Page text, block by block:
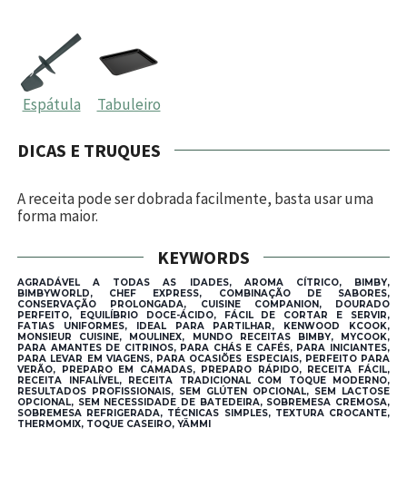
Espátula Tabuleiro
DICAS E TRUQUES
A receita pode ser dobrada facilmente, basta usar uma
forma maior.
KEYWORDS
AGRADÁVEL A TODAS AS IDADES, AROMA CÍTRICO, BIMBY,
BIMBYWORLD, CHEF EXPRESS, COMBINAÇÃO DE SABORES,
CONSERVAÇÃO PROLONGADA, CUISINE COMPANION, DOURADO
PERFEITO, EQUILÍBRIO DOCE-ÁCIDO, FÁCIL DE CORTAR E SERVIR,
FATIAS UNIFORMES, IDEAL PARA PARTILHAR, KENWOOD KCOOK,
MONSIEUR CUISINE, MOULINEX, MUNDO RECEITAS BIMBY, MYCOOK,
PARA AMANTES DE CITRINOS, PARA CHÁS E CAFÉS, PARA INICIANTES,
PARA LEVAR EM VIAGENS, PARA OCASIÕES ESPECIAIS, PERFEITO PARA
VERÃO, PREPARO EM CAMADAS, PREPARO RÁPIDO, RECEITA FÁCIL,
RECEITA INFALÍVEL, RECEITA TRADICIONAL COM TOQUE MODERNO,
RESULTADOS PROFISSIONAIS, SEM GLÚTEN OPCIONAL, SEM LACTOSE
OPCIONAL, SEM NECESSIDADE DE BATEDEIRA, SOBREMESA CREMOSA,
SOBREMESA REFRIGERADA, TÉCNICAS SIMPLES, TEXTURA CROCANTE,
THERMOMIX, TOQUE CASEIRO, YÄMMI